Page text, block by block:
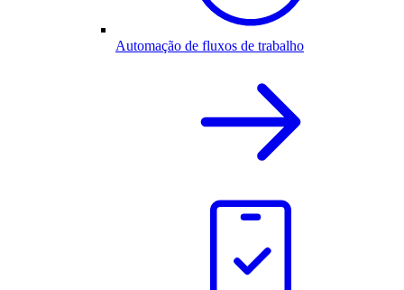
Automação de fluxos de trabalho